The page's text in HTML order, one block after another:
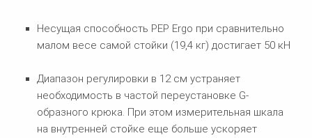
Несущая способность PEP Ergo при сравнительно
малом весе самой стойки (19,4 кг) достигает 50 кН
Диапазон регулировки в 12 см устраняет
необходимость в частой переустановке G-
образного крюка. При этом измерительная шкала
на внутренней стойке еще больше ускоряет